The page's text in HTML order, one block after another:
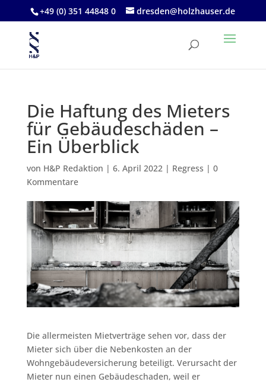
+49 (0) 351 44848 0 dresden@holzhauser.de
Die Haftung des Mieters
für Gebäudeschäden –
Ein Überblick
von H&P Redaktion | 6. April 2022| Regress | 0
Kommentare
Die allermeisten Mietverträge sehen vor, dass der
Mieter sich über die Nebenkosten an der
Wohngebäudeversicherung beteiligt. Verursacht der
Mieter nun einen Gebäudeschaden, weil er